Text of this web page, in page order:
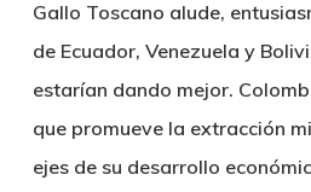
Gallo Toscano alude,
de Ecuador, Venezuela y
estarían dando mejor.
que promueve la extracción
ejes de su desarrollo